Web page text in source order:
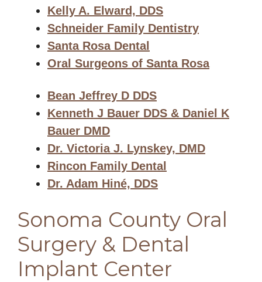
Kelly A. Elward, DDS
Schneider Family Dentistry
Santa Rosa Dental
Oral Surgeons of Santa Rosa
Bean Jeffrey D DDS
Kenneth J Bauer DDS & Daniel K
Bauer DMD
Dr. Victoria J. Lynskey, DMD
Rincon Family Dental
Dr. Adam Hiné, DDS
Sonoma County Oral
Surgery & Dental
Implant Center